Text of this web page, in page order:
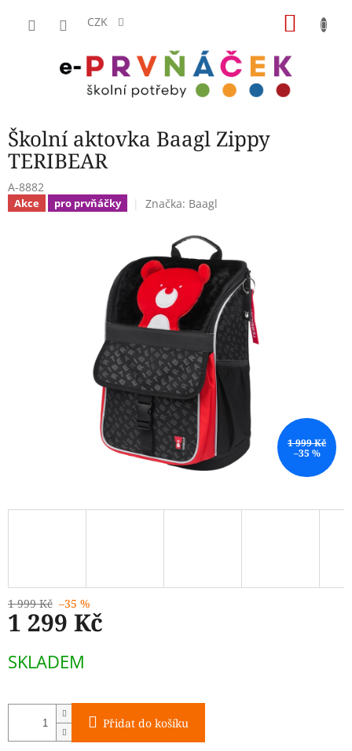
CZK
Školní aktovka Baagl Zippy
TERIBEAR
A-8882
Akce pro prvňáčky Značka: Baagl
1 999 Kč
–35 %
1 999 Kč –35 %
1 299 Kč
cena:
SKLADEM
Přidat do košíku